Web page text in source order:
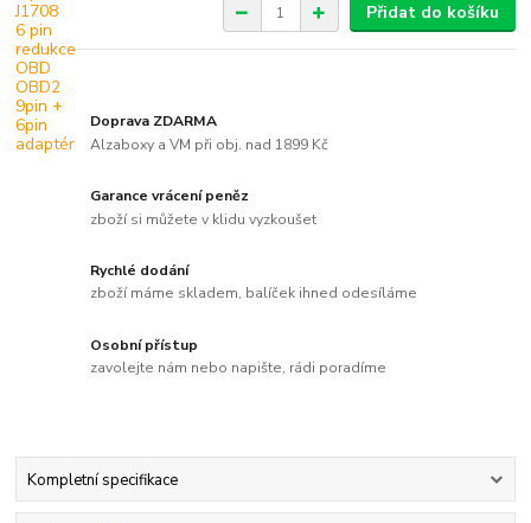
Přidat do košíku
Doprava ZDARMA
Alzaboxy a VM při obj. nad 1899 Kč
Garance vrácení peněz
zboží si můžete v klidu vyzkoušet
Rychlé dodání
zboží máme skladem, balíček ihned odesíláme
Osobní přístup
zavolejte nám nebo napište, rádi poradíme
Kompletní specifikace